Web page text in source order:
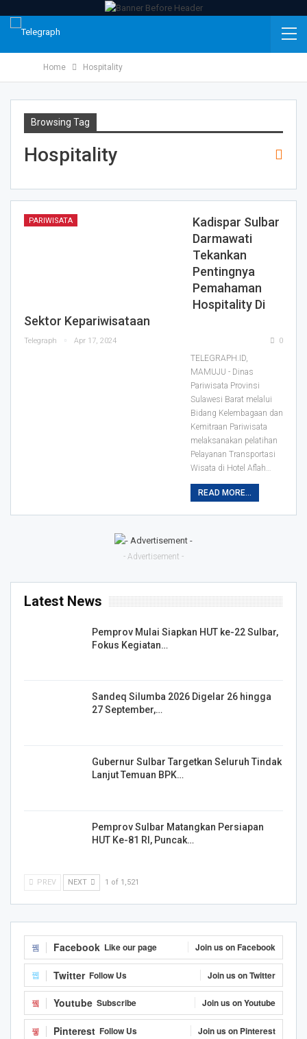
Home Hospitality
Browsing Tag
Hospitality
PARIWISATA
Kadispar Sulbar
Darmawati
Tekankan
Pentingnya
Pemahaman
Hospitality Di
Sektor Kepariwisataan
Telegraph Apr 17, 2024 0
TELEGRAPH.ID,
MAMUJU - Dinas
Pariwisata Provinsi
Sulawesi Barat melalui
Bidang Kelembagaan dan
Kemitraan Pariwisata
melaksanakan pelatihan
Pelayanan Transportasi
Wisata di Hotel Aflah…
READ MORE...
- Advertisement -
Latest News
Pemprov Mulai Siapkan HUT ke-22 Sulbar,
Fokus Kegiatan…
Sandeq Silumba 2026 Digelar 26 hingga
27 September,…
Gubernur Sulbar Targetkan Seluruh Tindak
Lanjut Temuan BPK…
Pemprov Sulbar Matangkan Persiapan
HUT Ke-81 RI, Puncak…
PREV NEXT 1 of 1,521
Facebook Like our page Join us on Facebook
Twitter Follow Us Join us on Twitter
Youtube Subscribe Join us on Youtube
Pinterest Follow Us Join us on Pinterest